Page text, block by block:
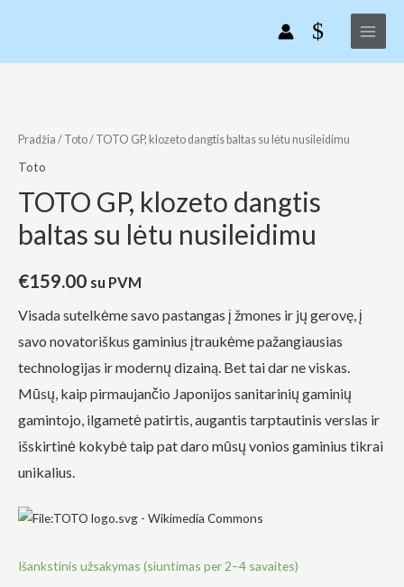
Main
Menu
Pradžia / Toto/ TOTO GP, klozeto dangtis baltas su lėtu nusileidimu
Toto
TOTO GP, klozeto dangtis
baltas su lėtu nusileidimu
€159.00 su PVM
Visada sutelkėme savo pastangas į žmones ir jų gerovę, į
savo novatoriškus gaminius įtraukėme pažangiausias
technologijas ir modernų dizainą. Bet tai dar ne viskas.
Mūsų, kaip pirmaujančio Japonijos sanitarinių gaminių
gamintojo, ilgametė patirtis, augantis tarptautinis verslas ir
išskirtinė kokybė taip pat daro mūsų vonios gaminius tikrai
unikalius.
Išankstinis užsakymas (siuntimas per 2–4 savaites)
TOTO
GP,
dangtis
baltas
lėtu
Būtinas
yra
baltas